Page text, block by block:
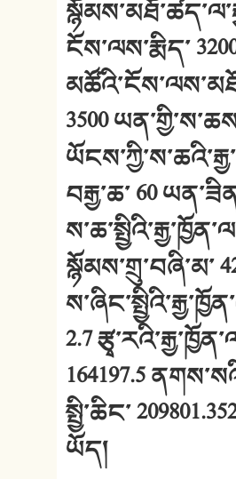
ངོས་ལས་རྨིད་
3500
བརྒྱ་ཆ་ 60
སྙོམས་གྲུ་བཞི་མ་
2.7
164197.5
སྤྱི་ཆིང་
ཡོད།